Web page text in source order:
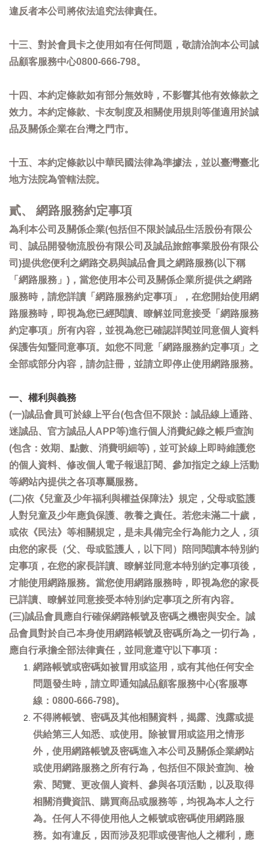
違反者本公司將依法追究法律責任。
十三、對於會員卡之使用如有任何問題，敬請洽詢本公司誠
品顧客服務中心0800-666-798。
十四、本約定條款如有部分無效時，不影響其他有效條款之
效力。本約定條款、卡友制度及相關使用規則等僅適用於誠
品及關係企業在台灣之門市。
十五、本約定條款以中華民國法律為準據法，並以臺灣臺北
地方法院為管轄法院。
貳、 網路服務約定事項
為利本公司及關係企業(包括但不限於誠品生活股份有限公
司、誠品開發物流股份有限公司及誠品旅館事業股份有限公
司)提供您便利之網路交易與誠品會員之網路服務(以下稱
「網路服務」)，當您使用本公司及關係企業所提供之網路
服務時，請您詳讀「網路服務約定事項」，在您開始使用網
路服務時，即視為您已經閱讀、瞭解並同意接受「網路服務
約定事項」所有內容，並視為您已確認詳閱並同意個人資料
保護告知暨同意事項。如您不同意「網路服務約定事項」之
全部或部分內容，請勿註冊，並請立即停止使用網路服務。
一、權利與義務
(一)誠品會員可於線上平台(包含但不限於：誠品線上通路、
迷誠品、官方誠品人APP等)進行個人消費紀錄之帳戶查詢
(包含：效期、點數、消費明細等)，並可於線上即時維護您
的個人資料、修改個人電子報退訂閱、參加指定之線上活動
等網站內提供之各項專屬服務。
(二)依《兒童及少年福利與權益保障法》規定，父母或監護
人對兒童及少年應負保護、教養之責任。若您未滿二十歲，
或依《民法》等相關規定，是未具備完全行為能力之人，須
由您的家長（父、母或監護人，以下同）陪同閱讀本特別約
定事項，在您的家長詳讀、瞭解並同意本特別約定事項後，
才能使用網路服務。當您使用網路服務時，即視為您的家長
已詳讀、瞭解並同意接受本特別約定事項之所有內容。
(三)誠品會員應自行確保網路帳號及密碼之機密與安全。誠
品會員對於自己本身使用網路帳號及密碼所為之一切行為，
應自行承擔全部法律責任，並同意遵守以下事項：
網路帳號或密碼如被冒用或盜用，或有其他任何安全
問題發生時，請立即通知誠品顧客服務中心(客服專
線：0800-666-798)。
不得將帳號、密碼及其他相關資料，揭露、洩露或提
供給第三人知悉、或使用。除被冒用或盜用之情形
外，使用網路帳號及密碼進入本公司及關係企業網站
或使用網路服務之所有行為，包括但不限於查詢、檢
索、閱覽、更改個人資料、參與各項活動，以及取得
相關消費資訊、購買商品或服務等，均視為本人之行
為。任何人不得使用他人之帳號或密碼使用網路服
務。如有違反，因而涉及犯罪或侵害他人之權利，應